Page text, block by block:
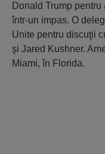
Donald Trump
într-un impas. O
Unite pentru discuţii
şi Jared Kushner.
Miami, în Florida.